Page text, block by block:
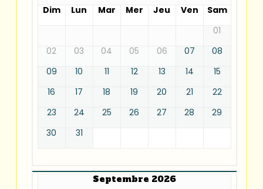
Dim
Lun Mar Mer Jeu Ven
Sam
01
02
03 04 05 06 07
08
09
10 11 12 13 14
15
16
17 18 19 20 21
22
23
24 25 26 27 28
29
30
31
Septembre 2026